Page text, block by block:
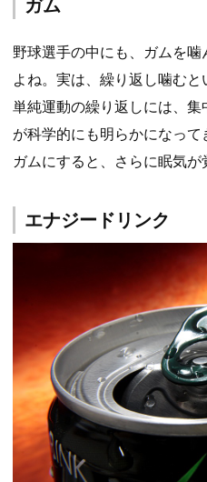
ガム
野球選手の中にも、ガムを
よね。実は、繰り返し噛むと
単純運動の繰り返しには、
が科学的にも明らかになっ
ガムにすると、さらに眠気が
エナジードリンク